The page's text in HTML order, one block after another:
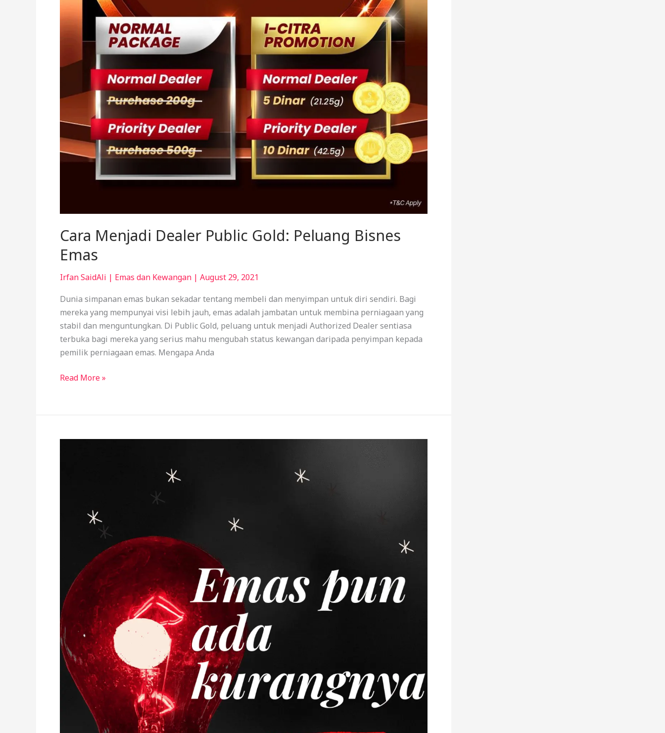
Cara Menjadi Dealer Public Gold: Peluang Bisnes
Emas
Irfan SaidAli | Emas dan Kewangan | August 29, 2021
Dunia simpanan emas bukan sekadar tentang membeli dan menyimpan untuk diri sendiri. Bagi
mereka yang mempunyai visi lebih jauh, emas adalah jambatan untuk membina perniagaan yang
stabil dan menguntungkan. Di Public Gold, peluang untuk menjadi Authorized Dealer sentiasa
terbuka bagi mereka yang serius mahu mengubah status kewangan daripada penyimpan kepada
pemilik perniagaan emas. Mengapa Anda
Read More »